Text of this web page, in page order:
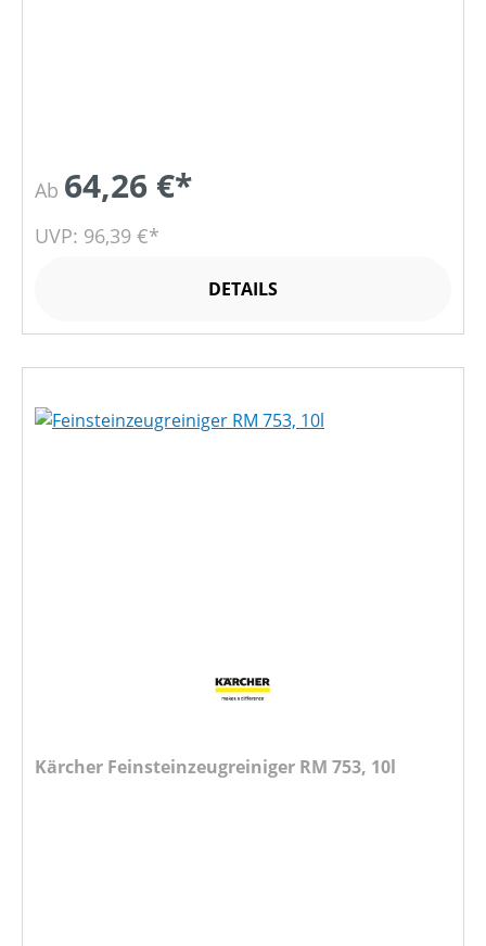
Ab 64,26 €*
UVP: 96,39 €*
DETAILS
Kärcher Feinsteinzeugreiniger RM 753, 10l